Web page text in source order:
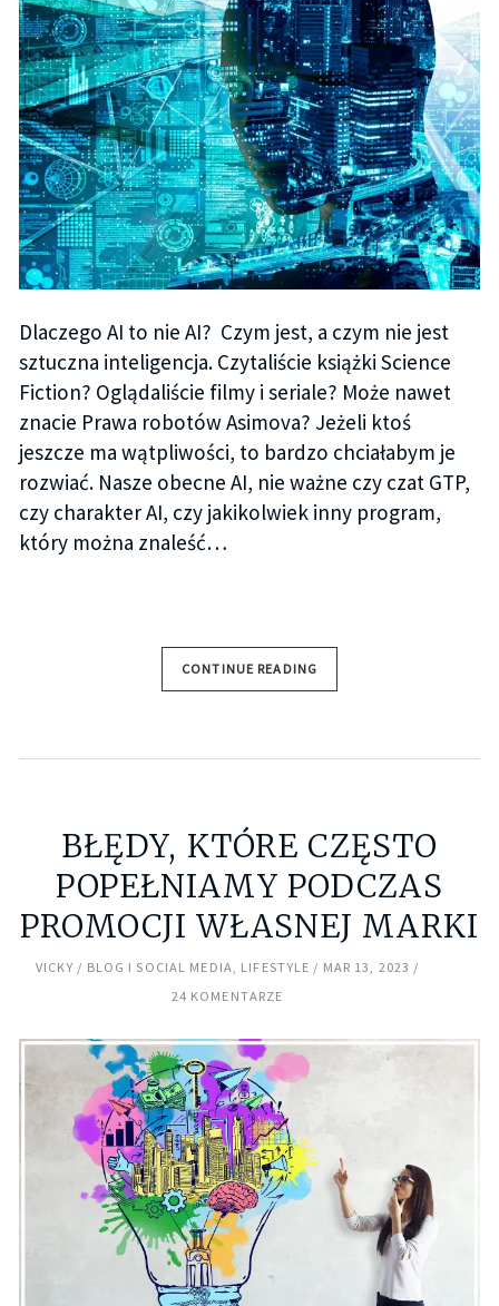
Dlaczego AI to nie AI? Czym jest, a czym nie jest
sztuczna inteligencja. Czytaliście książki Science
Fiction? Oglądaliście filmy i seriale? Może nawet
znacie Prawa robotów Asimova? Jeżeli ktoś
jeszcze ma wątpliwości, to bardzo chciałabym je
rozwiać. Nasze obecne AI, nie ważne czy czat GTP,
czy charakter AI, czy jakikolwiek inny program,
który można znaleść…
CONTINUE READING
BŁĘDY, KTÓRE CZĘSTO
POPEŁNIAMY PODCZAS
PROMOCJI WŁASNEJ MARKI
VICKY BLOG I SOCIAL MEDIA, LIFESTYLE
MAR 13, 2023
24 KOMENTARZE